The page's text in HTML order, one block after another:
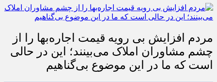
مردم افزایش بی رویه قیمت اجاره‌بها را از
چشم مشاوران املاک می‌بینند؛ این در حالی
است که ما در این موضوع بی‌گناهیم